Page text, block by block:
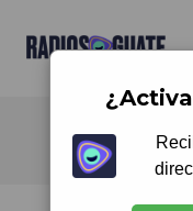
Radios Guate